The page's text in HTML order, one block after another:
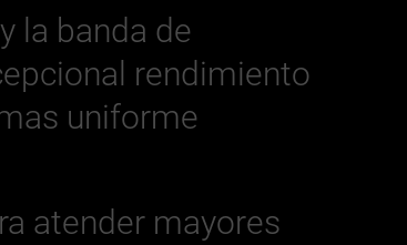
la banda de
rendimiento
uniforme
atender mayores